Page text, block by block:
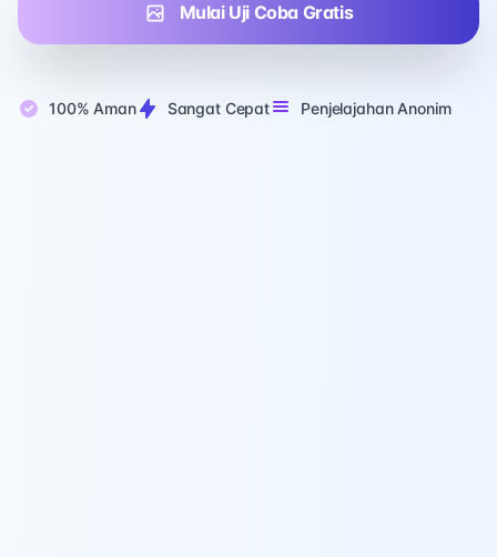
Mulai Uji Coba Gratis
100% Aman Sangat Cepat Penjelajahan Anonim